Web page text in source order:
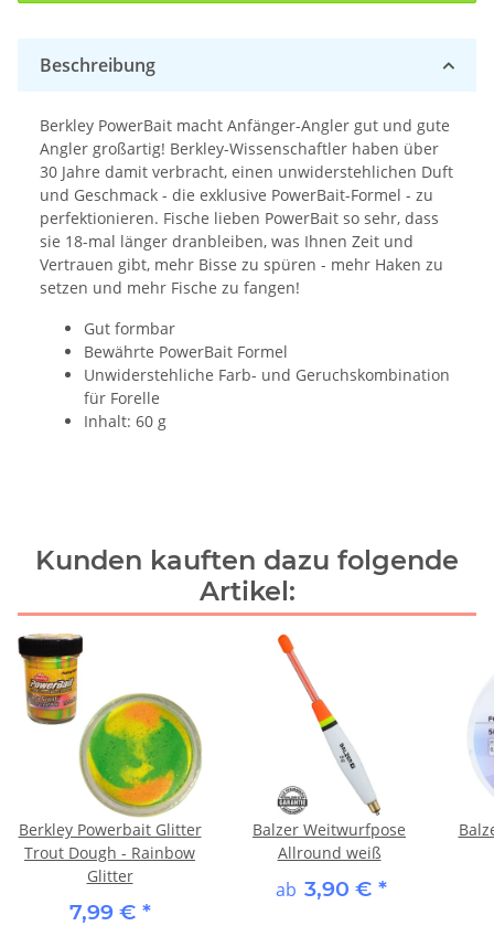
Beschreibung
Berkley PowerBait macht Anfänger-Angler gut und gute
Angler großartig! Berkley-Wissenschaftler haben über
30 Jahre damit verbracht, einen unwiderstehlichen Duft
und Geschmack - die exklusive PowerBait-Formel - zu
perfektionieren. Fische lieben PowerBait so sehr, dass
sie 18-mal länger dranbleiben, was Ihnen Zeit und
Vertrauen gibt, mehr Bisse zu spüren - mehr Haken zu
setzen und mehr Fische zu fangen!
Gut formbar
Bewährte PowerBait Formel
Unwiderstehliche Farb- und Geruchskombination
für Forelle
Inhalt: 60 g
Kunden kauften dazu folgende
Artikel:
Berkley Powerbait Glitter
Trout Dough - Rainbow
Glitter
7,99 € *
Balzer Weitwurfpose
Allround weiß
ab 3,90 € *